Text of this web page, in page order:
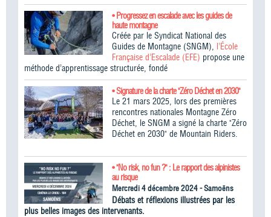
• Progressez en escalade avec les guides de
haute montagne
Créée par le Syndicat National des
Guides de Montagne (SNGM), l’École
Française d’Escalade (EFE) propose une
méthode d’apprentissage structurée, fondé
• Signature de la charte "Zéro Déchet en 2030"
Le 21 mars 2025, lors des premières
rencontres nationales Montagne Zéro
Déchet, le SNGM a signé la charte "Zéro
Déchet en 2030" de Mountain Riders.
• "No risk, no fun ?" : Le rapport des alpinistes
au risque
Mercredi 4 décembre 2024 - Samoëns
Débats et réflexions illustrées par les
plus belles images des intervenants.